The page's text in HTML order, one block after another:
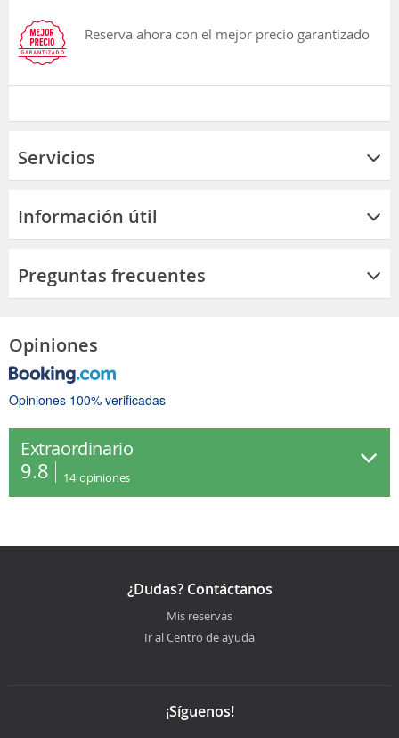
Reserva ahora con el mejor precio garantizado
Servicios
Información útil
Preguntas frecuentes
Opiniones
Opiniones 100% verificadas
Extraordinario
9.8 14 opiniones
¿Dudas? Contáctanos
Mis reservas
Ir al Centro de ayuda
¡Síguenos!